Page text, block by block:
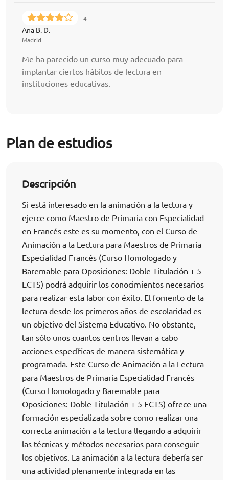
4
Ana B. D.
Madrid
Me ha parecido un curso muy adecuado para
implantar ciertos hábitos de lectura en
instituciones educativas.
Plan de estudios
Descripción
Si está interesado en la animación a la lectura y
ejerce como Maestro de Primaria con Especialidad
en Francés este es su momento, con el Curso de
Animación a la Lectura para Maestros de Primaria
Especialidad Francés (Curso Homologado y
Baremable para Oposiciones: Doble Titulación + 5
ECTS) podrá adquirir los conocimientos necesarios
para realizar esta labor con éxito. El fomento de la
lectura desde los primeros años de escolaridad es
un objetivo del Sistema Educativo. No obstante,
tan sólo unos cuantos centros llevan a cabo
acciones específicas de manera sistemática y
programada. Este Curso de Animación a la Lectura
para Maestros de Primaria Especialidad Francés
(Curso Homologado y Baremable para
Oposiciones: Doble Titulación + 5 ECTS) ofrece una
formación especializada sobre como realizar una
correcta animación a la lectura llegando a adquirir
las técnicas y métodos necesarios para conseguir
los objetivos. La animación a la lectura debería ser
una actividad plenamente integrada en las